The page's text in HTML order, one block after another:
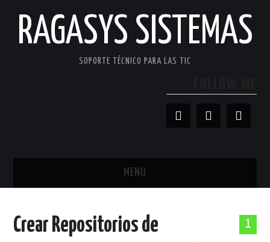
RAGASYS SISTEMAS
SOPORTE TÉCNICO PARA LAS TIC
MENU
ACERCA DE
1
Crear Repositorios de